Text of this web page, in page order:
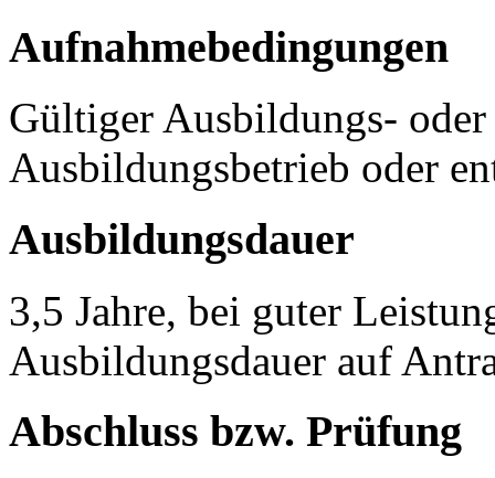
Aufnahmebedingungen
Gültiger Ausbildungs-
Ausbildungsbetrieb oder
Ausbildungsdauer
3,5 Jahre, bei guter
Ausbildungsdauer auf
Abschluss bzw. Prüfung